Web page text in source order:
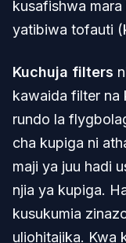
kusafishwa
yatibiwa tofauti
Kuchuja filters
kawaida filter na
rundo la
cha kupiga ni
maji ya juu hadi
njia ya kupiga.
kusukumia
uliohitajika. Kwa